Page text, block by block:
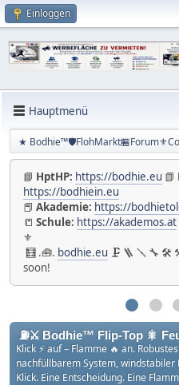
Einloggen
Hauptmenü
★
📘 HptHP: https://bodhie.eu 📗
https://bodhiein.eu
📕 Akademie: https://
📒 Schule: https://akademos.at
⚜
🧮 .🧰. bodhie.eu 🗜 🪜 🪛 🔧 🛠
soon!
⛽️⚔️ Bodhie™ Flip-Top 🎇
Klick ⚡ auf – Flamme 🔥 an.
nachfüllbarem System, windstabiler
Klick. Eine Entscheidung. Eine